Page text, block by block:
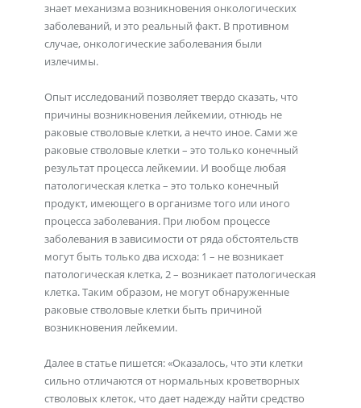
знает механизма возникновения онкологических
заболеваний, и это реальный факт. В противном
случае, онкологические заболевания были
излечимы.
Опыт исследований позволяет твердо сказать, что
причины возникновения лейкемии, отнюдь не
раковые стволовые клетки, а нечто иное. Сами же
раковые стволовые клетки – это только конечный
результат процесса лейкемии. И вообще любая
патологическая клетка – это только конечный
продукт, имеющего в организме того или иного
процесса заболевания. При любом процессе
заболевания в зависимости от ряда обстоятельств
могут быть только два исхода: 1 – не возникает
патологическая клетка, 2 – возникает патологическая
клетка. Таким образом, не могут обнаруженные
раковые стволовые клетки быть причиной
возникновения лейкемии.
Далее в статье пишется: «Оказалось, что эти клетки
сильно отличаются от нормальных кроветворных
стволовых клеток, что дает надежду найти средство